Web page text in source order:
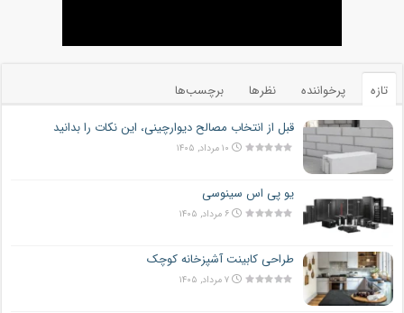
تازه پرخواننده نظرها
برچسب‌ها
قبل از انتخاب مصالح دیوارچینی، این نکات را بدانید
۱۰ مرداد, ۱۴۰۵
یو پی اس سینوسی
۶ مرداد, ۱۴۰۵
طراحی کابینت آشپزخانه کوچک
۷ مرداد, ۱۴۰۵